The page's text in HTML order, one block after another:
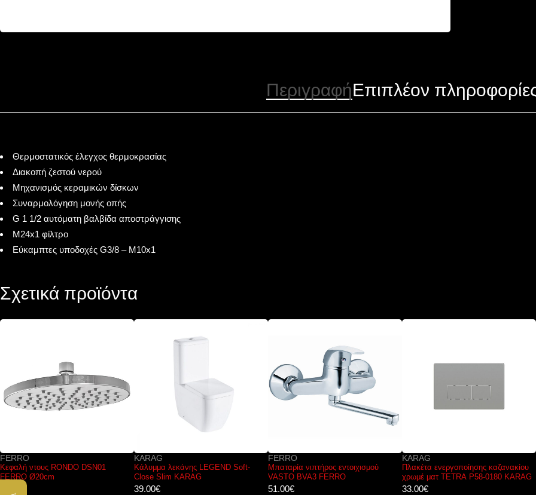
ΠεριγραφήΕπιπλέον
Θερμοστατικός έλεγχος θερμοκρασίας
Διακοπή ζεστού νερού
Μηχανισμός κεραμικών δίσκων
Συναρμολόγηση μονής οπής
G 1 1/2 αυτόματη βαλβίδα αποστράγγισης
M24x1 φίλτρο
Εύκαμπτες υποδοχές G3/8 – M10x1
Σχετικά προϊόντα
FERRO
Κεφαλή ντους RONDO DSN01
FERRO Ø20cm
KARAG
Κάλυμμα λεκάνης LEGEND Soft-
Close Slim KARAG
39.00€
FERRO
Μπαταρία νιπτήρος εντοιχισμού
VASTO BVA3 FERRO
51.00€
KARAG
Πλακέτα ενεργοποίησης καζανακίου
χρωμέ ματ TETRA P58-0180 KARAG
33.00€